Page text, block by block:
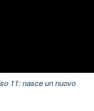
11: nasce un nuovo